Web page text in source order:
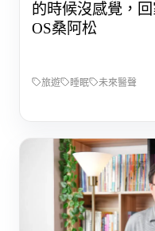
的時候沒感覺，
OS桑阿松
旅遊 睡眠 未來醫聲